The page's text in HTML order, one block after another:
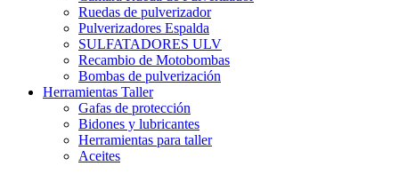
Ruedas de pulverizador
Pulverizadores Espalda
SULFATADORES ULV
Recambio de Motobombas
Bombas de pulverización
Herramientas Taller
Gafas de protección
Bidones y lubricantes
Herramientas para taller
Aceites